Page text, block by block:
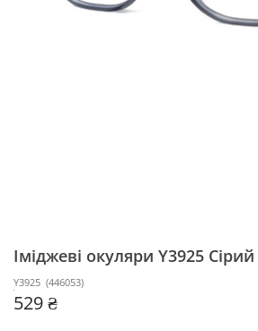
Іміджеві окуляри Y3925 Сірий
Y3925 (446053)
529 ₴